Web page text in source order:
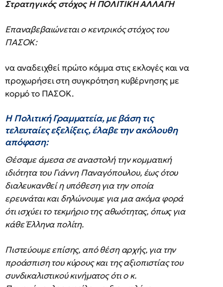
Στρατηγικός στόχος Η ΠΟΛΙΤΙΚΗ ΑΛΛΑΓΗ
Επαναβεβαιώνεται ο κεντρικός στόχος του
ΠΑΣΟΚ:
να αναδειχθεί πρώτο κόμμα στις εκλογές και να
προχωρήσει στη συγκρότηση κυβέρνησης με
κορμό το ΠΑΣΟΚ.
Η Πολιτική Γραμματεία, με βάση τις
τελευταίες εξελίξεις, έλαβε την ακόλουθη
απόφαση:
Θέσαμε άμεσα σε αναστολή την κομματική
ιδιότητα του Γιάννη Παναγόπουλου, έως ότου
διαλευκανθεί η υπόθεση για την οποία
ερευνάται και δηλώνουμε για μια ακόμα φορά
ότι ισχύει το τεκμήριο της αθωότητας, όπως για
κάθε Έλληνα πολίτη.
Πιστεύουμε επίσης, από θέση αρχής, για την
προάσπιση του κύρους και της αξιοπιστίας του
συνδικαλιστικού κινήματος ότι ο κ.